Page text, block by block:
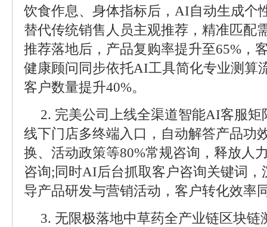
饮食作息、身体指标后，AI自动生成个
替代传统销售人员主观推荐，精准匹配
推荐落地后，产品复购率提升至65%，
健康顾问同步依托AI工具简化专业测算
客户数量提升40%。
2. 完美公司上线全渠道智能AI客服
线下门店多终端入口，自动解答产品功
换、活动政策等80%常规咨询，释放人
咨询;同时AI后台抓取客户咨询关键词
导产品研发与营销活动，客户转化效率
3. 无限极落地中草药全产业链区块